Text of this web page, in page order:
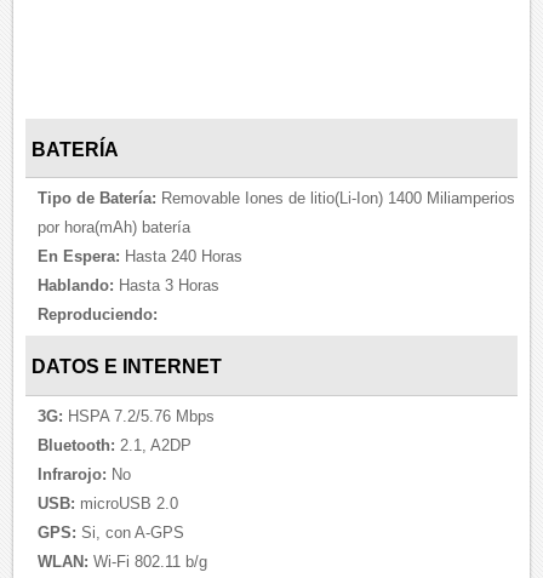
BATERÍA
Tipo de Batería: Removable Iones de litio(Li-Ion) 1400 Miliamperios
por hora(mAh) batería
En Espera: Hasta 240 Horas
Hablando: Hasta 3 Horas
Reproduciendo:
DATOS E INTERNET
3G: HSPA 7.2/5.76 Mbps
Bluetooth: 2.1, A2DP
Infrarojo: No
USB: microUSB 2.0
GPS: Si, con A-GPS
WLAN: Wi-Fi 802.11 b/g